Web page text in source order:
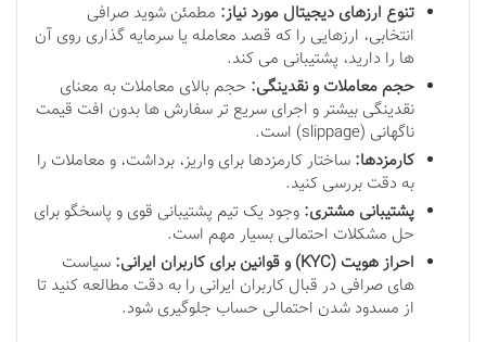
تنوع ارزهای دیجیتال مورد نیاز: مطمئن شوید صرافی
انتخابی، ارزهایی را که قصد معامله یا سرمایه گذاری روی آن
ها را دارید، پشتیبانی می کند.
حجم معاملات و نقدینگی: حجم بالای معاملات به معنای
نقدینگی بیشتر و اجرای سریع تر سفارش ها بدون افت قیمت
ناگهانی (slippage) است.
کارمزدها: ساختار کارمزدها برای واریز، برداشت، و معاملات را
به دقت بررسی کنید.
پشتیبانی مشتری: وجود یک تیم پشتیبانی قوی و پاسخگو برای
حل مشکلات احتمالی بسیار مهم است.
احراز هویت (KYC) و قوانین برای کاربران ایرانی:
سیاست
های صرافی در قبال کاربران ایرانی را به دقت مطالعه کنید تا
از مسدود شدن احتمالی حساب جلوگیری شود.